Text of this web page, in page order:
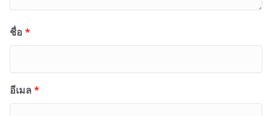
ชื่อ *
อีเมล *